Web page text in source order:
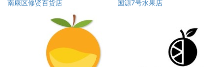
南康区修贤百货店 国源7号水果店